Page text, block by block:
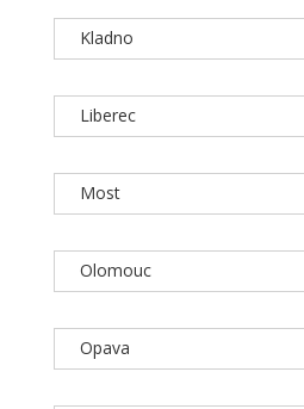
Kladno
Liberec
Most
Olomouc
Opava